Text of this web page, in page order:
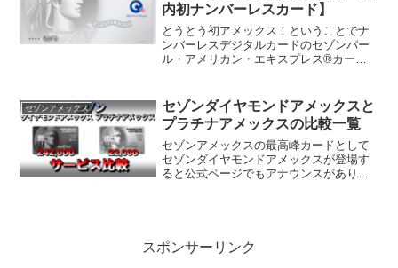
内初ナンバーレスカード】
とうとう初アメックス！ということでナ
ンバーレスデジタルカードのセゾンパー
ル・アメリカン・エキスプレス®カード
携カードですけどねw実際に申し込みした
時の特典や、Q...
セゾンアメックス
セゾンダイヤモンドアメックスと
プラチナアメックスの比較一覧
セゾンアメックスの最高峰カードとして
セゾンダイヤモンドアメックスが登場す
ると公式ページでもアナウンスがありま
スポンサーリンク